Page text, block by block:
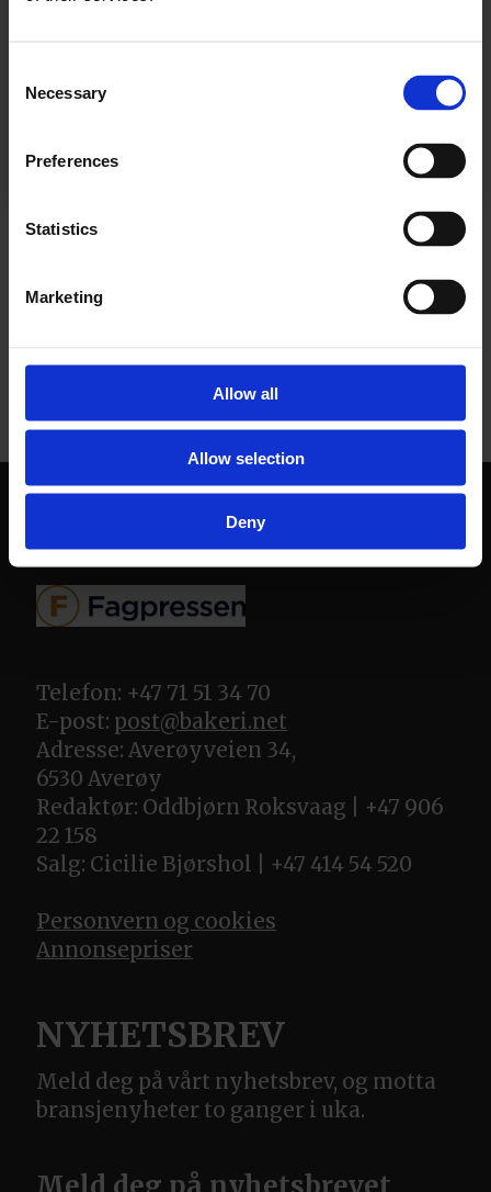
Selection
Necessary
Preferences
Statistics
Marketing
Allow all
Allow selection
Deny
NYHETER
Telefon: +47 71 51 34 70
E-post: post@bakeri.net
Adresse: Averøyveien 34,
6530 Averøy
Redaktør: Oddbjørn Roksvaag | +47 906
22 158
Salg: Cicilie Bjørshol | +47 414 54 520
Personvern og cookies
Annonsepriser
NYHETSBREV
Meld deg på vårt nyhetsbrev, og motta
bransjenyheter to ganger i uka.